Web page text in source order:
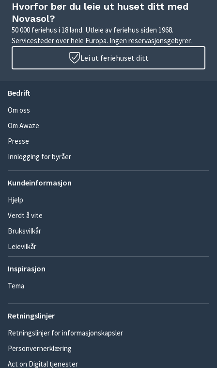
Hvorfor bør du leie ut huset ditt med
Novasol?
50 000 feriehus i 18 land. Utleie av feriehus siden 1968.
Servicesteder over hele Europa. Ingen reservasjonsgebyrer.
Lei ut feriehuset ditt
Bedrift
Om oss
Om Awaze
Presse
Innlogging for byråer
Kundeinformasjon
Hjelp
Verdt å vite
Bruksvilkår
Leievilkår
Inspirasjon
Tema
Retningslinjer
Retningslinjer for informasjonskapsler
Personvernerklæring
Act on Digital tjenester